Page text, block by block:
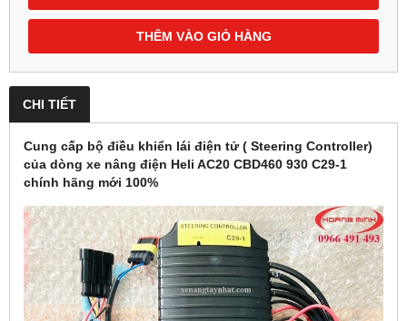
THÊM VÀO GIỎ HÀNG
CHI TIẾT
Cung cấp bộ điều khiển lái điện tử ( Steering Controller)
của dòng xe nâng điện Heli AC20 CBD460 930 C29-1
chính hãng mới 100%